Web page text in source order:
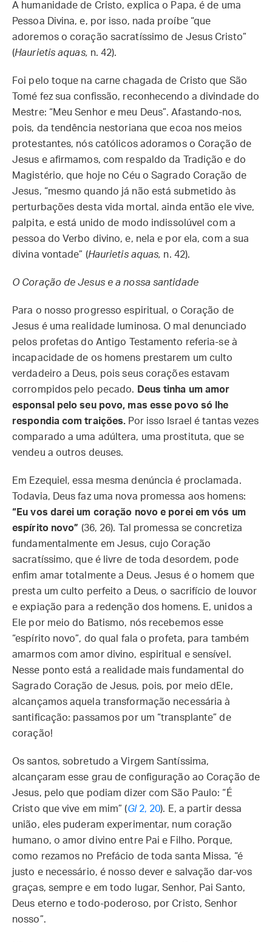
A humanidade de Cristo, explica o Papa, é de uma
Pessoa Divina, e, por isso, nada proíbe “que
adoremos o coração sacratíssimo de Jesus Cristo”
(Haurietis aquas, n. 42).
Foi pelo toque na carne chagada de Cristo que São
Tomé fez sua confissão, reconhecendo a divindade do
Mestre: “Meu Senhor e meu Deus”. Afastando-nos,
pois, da tendência nestoriana que ecoa nos meios
protestantes, nós católicos adoramos o Coração de
Jesus e afirmamos, com respaldo da Tradição e do
Magistério, que hoje no Céu o Sagrado Coração de
Jesus, “mesmo quando já não está submetido às
perturbações desta vida mortal, ainda então ele vive,
palpita, e está unido de modo indissolúvel com a
pessoa do Verbo divino, e, nela e por ela, com a sua
divina vontade” (Haurietis aquas, n. 42).
O Coração de Jesus e a nossa santidade
Para o nosso progresso espiritual, o Coração de
Jesus é uma realidade luminosa. O mal denunciado
pelos profetas do Antigo Testamento referia-se à
incapacidade de os homens prestarem um culto
verdadeiro a Deus, pois seus corações estavam
corrompidos pelo pecado. Deus tinha um amor
esponsal pelo seu povo, mas esse povo só lhe
respondia com traições. Por isso Israel é tantas vezes
comparado a uma adúltera, uma prostituta, que se
vendeu a outros deuses.
Em Ezequiel, essa mesma denúncia é proclamada.
Todavia, Deus faz uma nova promessa aos homens:
“Eu vos darei um coração novo e porei em vós um
espírito novo” (36, 26). Tal promessa se concretiza
fundamentalmente em Jesus, cujo Coração
sacratíssimo, que é livre de toda desordem, pode
enfim amar totalmente a Deus. Jesus é o homem que
presta um culto perfeito a Deus, o sacrifício de louvor
e expiação para a redenção dos homens. E, unidos a
Ele por meio do Batismo, nós recebemos esse
“espírito novo”, do qual fala o profeta, para também
amarmos com amor divino, espiritual e sensível.
Nesse ponto está a realidade mais fundamental do
Sagrado Coração de Jesus, pois, por meio dEle,
alcançamos aquela transformação necessária à
santificação: passamos por um “transplante” de
coração!
Os santos, sobretudo a Virgem Santíssima,
alcançaram esse grau de configuração ao Coração de
Jesus, pelo que podiam dizer com São Paulo: “É
Cristo que vive em mim” (Gl2, 20). E, a partir dessa
união, eles puderam experimentar, num coração
humano, o amor divino entre Pai e Filho. Porque,
como rezamos no Prefácio de toda santa Missa, “é
justo e necessário, é nosso dever e salvação dar-vos
graças, sempre e em todo lugar, Senhor, Pai Santo,
Deus eterno e todo-poderoso, por Cristo, Senhor
nosso”.